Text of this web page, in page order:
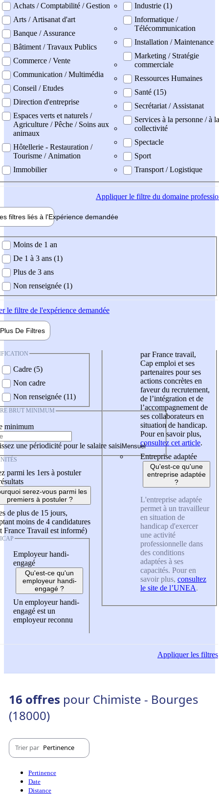
professionel
Achats / Comptabilité / Gestion
Arts / Artisanat d'art
Banque / Assurance
Bâtiment / Travaux Publics
Commerce / Vente
Communication / Multimédia
Conseil / Etudes
Direction d'entreprise
Espaces verts et naturels /
Agriculture / Pêche / Soins aux
animaux
Hôtellerie - Restauration /
Tourisme / Animation
Immobilier
Industrie (1)
Informatique /
Télécommunication
Installation / Maintenance
Marketing / Stratégie
commerciale
Ressources Humaines
Santé (15)
Secrétariat / Assistanat
Services à la personne / à la
collectivité
Spectacle
Sport
Transport / Logistique
Appliquerle filtre du domaine
filtres liés à l'Expérience demandée
demandée
Moins de 1 an
De 1 à 3 ans (1)
Plus de 3 ans
Non renseignée (1)
le filtre de l'expérience demandée
Plus De Filtres
Cadre (5)
Non cadre
Non renseignée (11)
BRUT MINIMUM
minimum
une périodicité pour le salaire saisi
parmi les 1ers à postuler
serez-vous parmi les
premiers à postuler ?
de plus de 15 jours,
moins de 4 candidatures
France Travail est informé)
Employeur handi-
engagé
Qu'est-ce qu'un
employeur handi-
engagé ?
Un employeur handi-
engagé est un
employeur reconnu
par France travail,
Cap emploi et ses
partenaires pour ses
actions concrètes en
faveur du recrutement,
de l’intégration et de
l’accompagnement de
ses collaborateurs en
situation de handicap.
Pour en savoir plus,
consultez cet article.
Entreprise adaptée
Qu'est-ce qu'une
entreprise adaptée
?
L'entreprise adaptée
permet à un travailleur
en situation de
handicap d'exercer
une activité
professionnelle dans
des conditions
adaptées à ses
capacités. Pour en
savoir plus, consultez
le site de l’UNEA.
Appliquerles filtres
16 offres pour Chimiste - Bourges
(18000)
Trier par Pertinence
Pertinence
Date
Distance